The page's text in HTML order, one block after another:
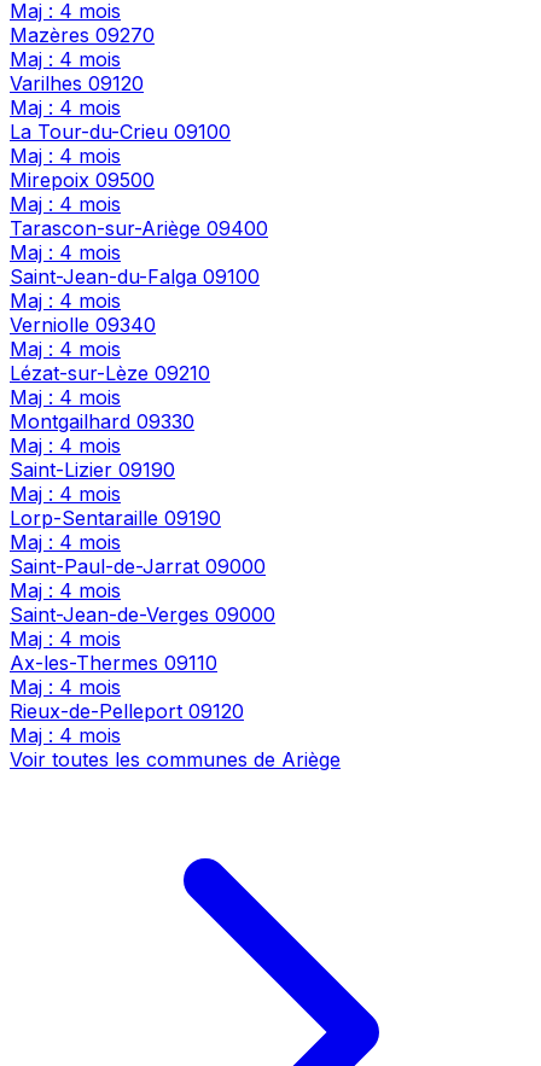
Maj : 4 mois
Mazères 09270
Maj : 4 mois
Varilhes 09120
Maj : 4 mois
La Tour-du-Crieu 09100
Maj : 4 mois
Mirepoix 09500
Maj : 4 mois
Tarascon-sur-Ariège 09400
Maj : 4 mois
Saint-Jean-du-Falga 09100
Maj : 4 mois
Verniolle 09340
Maj : 4 mois
Lézat-sur-Lèze 09210
Maj : 4 mois
Montgailhard 09330
Maj : 4 mois
Saint-Lizier 09190
Maj : 4 mois
Lorp-Sentaraille 09190
Maj : 4 mois
Saint-Paul-de-Jarrat 09000
Maj : 4 mois
Saint-Jean-de-Verges 09000
Maj : 4 mois
Ax-les-Thermes 09110
Maj : 4 mois
Rieux-de-Pelleport 09120
Maj : 4 mois
Voir toutes les communes de Ariège